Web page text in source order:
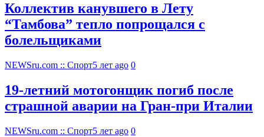
Коллектив канувшего в Лету
“Тамбова” тепло попрощался с
болельщиками
NEWSru.com :: Спорт5 лет ago 0
19-летний мотогонщик погиб после
страшной аварии на Гран-при Италии
NEWSru.com :: Спорт5 лет ago 0